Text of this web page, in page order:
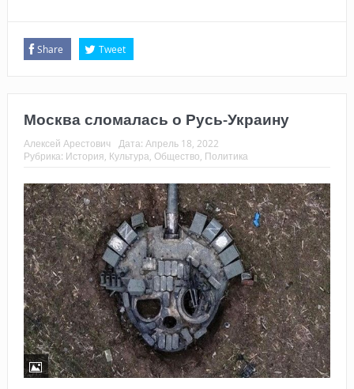
Share Tweet
Москва сломалась о Русь-Украину
Алексей Арестович Дата: Апрель 18, 2022
Рубрика: История, Культура, Общество, Политика